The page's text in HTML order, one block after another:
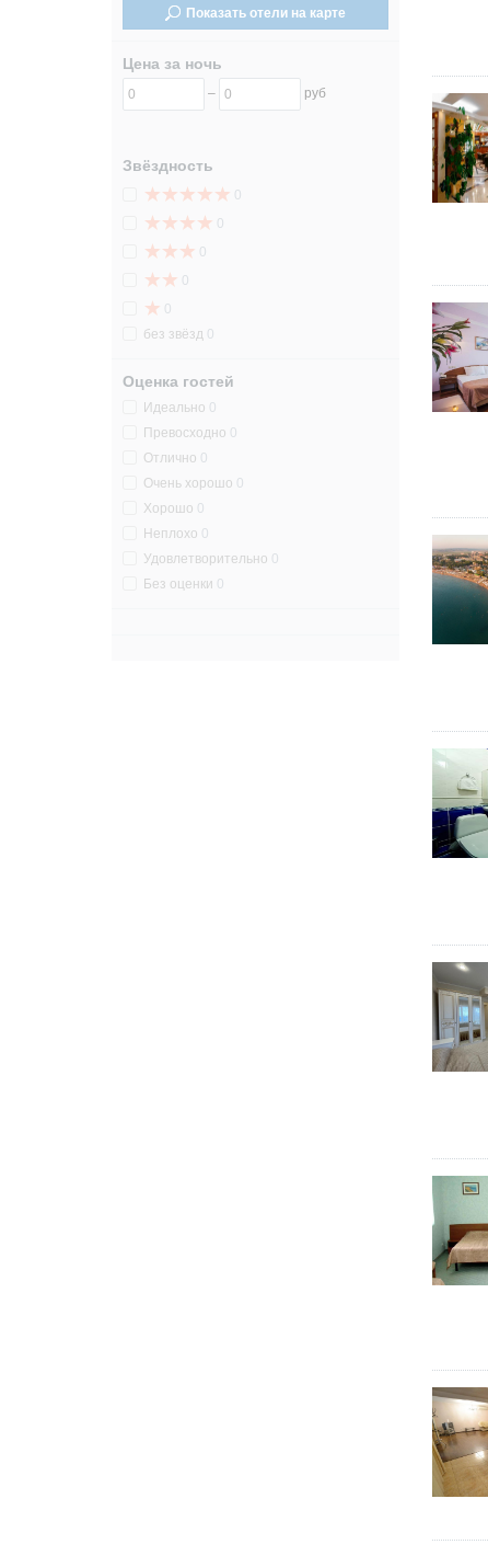
Показать отели на карте
Цена за ночь
– руб
Звёздность
0
0
0
0
0
без звёзд 0
Оценка гостей
Идеально 0
Превосходно 0
Отлично 0
Очень хорошо 0
Хорошо 0
Неплохо 0
Удовлетворительно 0
Без оценки 0